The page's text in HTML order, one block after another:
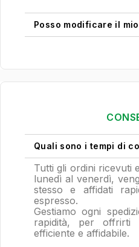
Posso modificare il
Quali sono i tempi di
Tutti gli ordini ricevuti
lunedì al venerdì,
stesso e affidati
espresso.
Gestiamo ogni
rapidità, per offrirti
efficiente e affidabile.